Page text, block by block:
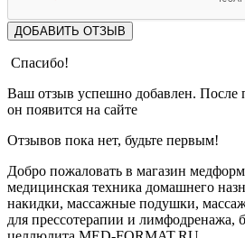
ДОБАВИТЬ ОТЗЫВ
Спасибо!
Ваш отзыв успешно добавлен. После
он появится на сайте
Отзывов пока нет, будьте первым!
Добро пожаловать в магазин
медицинская техника домашнего
накидки, массажные подушки,
для прессотерапии и лимфодренажа,